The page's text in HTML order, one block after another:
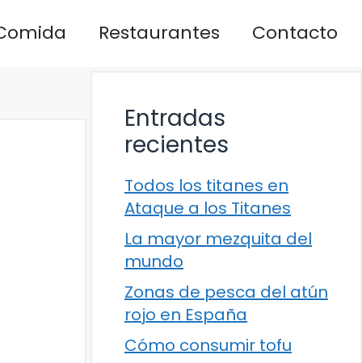
Restaurantes Contacto
Entradas
recientes
Todos los titanes en
Ataque a los Titanes
La mayor mezquita del
mundo
Zonas de pesca del atún
rojo en España
Cómo consumir tofu